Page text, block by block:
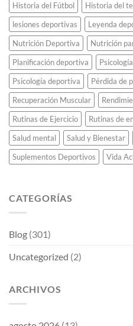
Historia del Fútbol
Historia del
lesiones deportivas
Leyenda
Nutrición Deportiva
Nutrición
Planificación deportiva
Psicología deportiva
Pérdida de
Recuperación Muscular
Rutinas de Ejercicio
Rutinas de
Salud mental
Salud y Bienestar
Suplementos Deportivos
Vida
CATEGORÍAS
Blog (301)
Uncategorized (2)
ARCHIVOS